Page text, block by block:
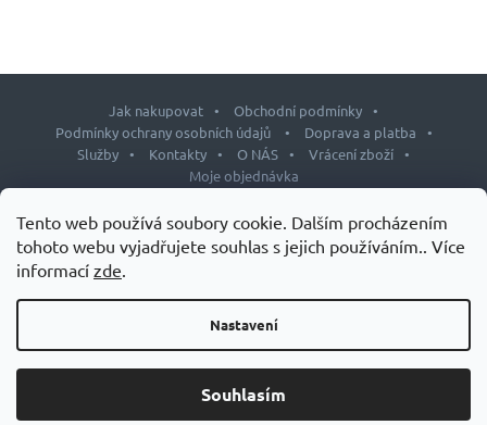
Tento web používá soubory cookie. Dalším procházením
tohoto webu vyjadřujete souhlas s jejich používáním.. Více
informací zde.
Nastavení
Souhlasím
Jak nakupovat
Obchodní podmínky
Podmínky ochrany osobních údajů
Doprava a platba
Služby
Kontakty O NÁS
Vrácení zboží
Moje objednávka
Vytvořil Shoptet
nastavení cookies
Design šablony vytvořilShoptetak.cz